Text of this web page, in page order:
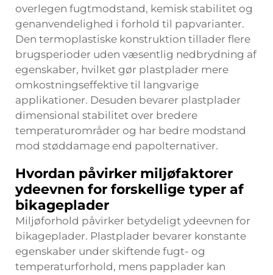
overlegen fugtmodstand, kemisk stabilitet og
genanvendelighed i forhold til papvarianter.
Den termoplastiske konstruktion tillader flere
brugsperioder uden væsentlig nedbrydning af
egenskaber, hvilket gør plastplader mere
omkostningseffektive til langvarige
applikationer. Desuden bevarer plastplader
dimensional stabilitet over bredere
temperaturområder og har bedre modstand
mod støddamage end papolternativer.
Hvordan påvirker miljøfaktorer
ydeevnen for forskellige typer af
bikageplader
Miljøforhold påvirker betydeligt ydeevnen for
bikageplader. Plastplader bevarer konstante
egenskaber under skiftende fugt- og
temperaturforhold, mens papplader kan